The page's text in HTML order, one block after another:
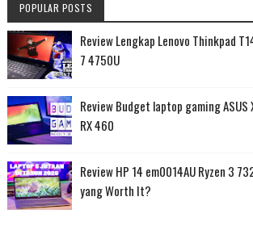
POPULAR POSTS
Review Lengkap Lenovo Thinkpad
7 4750U
Review Budget laptop gaming ASUS
RX 460
Review HP 14 em0014AU Ryzen 3
yang Worth It?